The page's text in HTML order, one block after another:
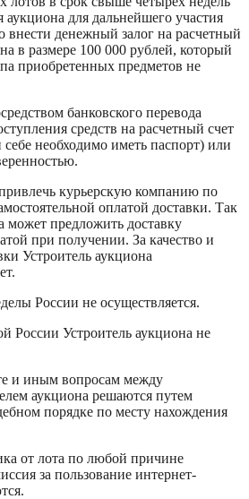
для дальнейшего участия
внести денежный залог на расчетный
в размере 100 000 рублей, который
приобретенных предметов не
банковского перевода
средств на расчетный счет
необходимо иметь паспорт) или
курьерскую компанию по
оплатой доставки. Так
может предложить доставку
при получении. За качество и
Устроитель аукциона
России не осуществляется.
России Устроитель аукциона не
и иным вопросам между
аукциона решаются путем
порядке по месту нахождения
от лота по любой причине
за пользование интернет-